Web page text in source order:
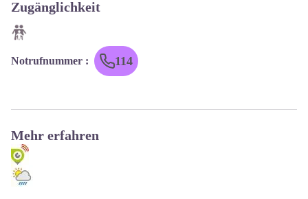
Zugänglichkeit
Notrufnummer : 114
Mehr erfahren